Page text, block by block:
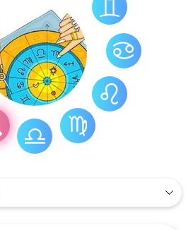
Скорпиона
гороскоп
году